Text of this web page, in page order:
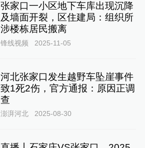
张家口一小区地下车库出现沉降
及墙面开裂，区住建局：组织所
涉楼栋居民搬离
锋线视频 2025-11-05
河北张家口发生越野车坠崖事件
致1死2伤，官方通报：原因正调
查
澎湃河北 2025-08-30